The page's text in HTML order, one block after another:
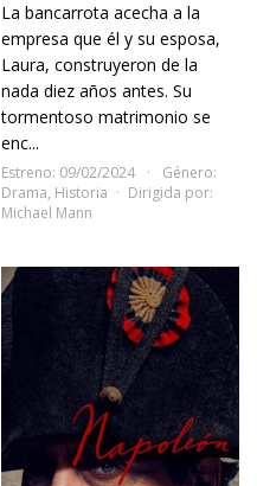
La bancarrota acecha a la
empresa que él y su esposa,
Laura, construyeron de la
nada diez años antes. Su
tormentoso matrimonio se
enc...
Estreno: 09/02/2024
Género:
Drama, Historia
Dirigida por:
Michael Mann